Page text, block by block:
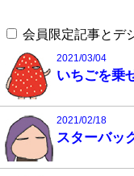
会員限定記事とデ
2021/03/04
いちごを乗
2021/02/18
スターバッ